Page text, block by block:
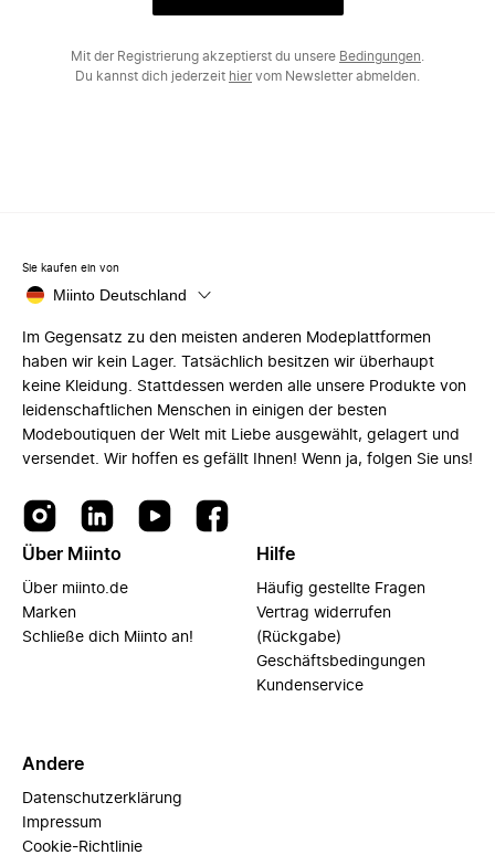
Mit der Registrierung akzeptierst du unsere Bedingungen
Du kannst dich jederzeit hiervom Newsletter abmelden.
Sie kaufen ein von
Miinto Deutschland
Im Gegensatz zu den meisten anderen Modeplattformen
haben wir kein Lager. Tatsächlich besitzen wir überhaupt
keine Kleidung. Stattdessen werden alle unsere Produkte von
leidenschaftlichen Menschen in einigen der besten
Modeboutiquen der Welt mit Liebe ausgewählt, gelagert und
versendet. Wir hoffen es gefällt Ihnen! Wenn ja, folgen Sie uns!
Über Miinto
Über miinto.de
Marken
Schließe dich Miinto an!
Hilfe
Häufig gestellte Fragen
Vertrag widerrufen
(Rückgabe)
Geschäftsbedingungen
Kundenservice
Andere
Datenschutzerklärung
Impressum
Cookie-Richtlinie